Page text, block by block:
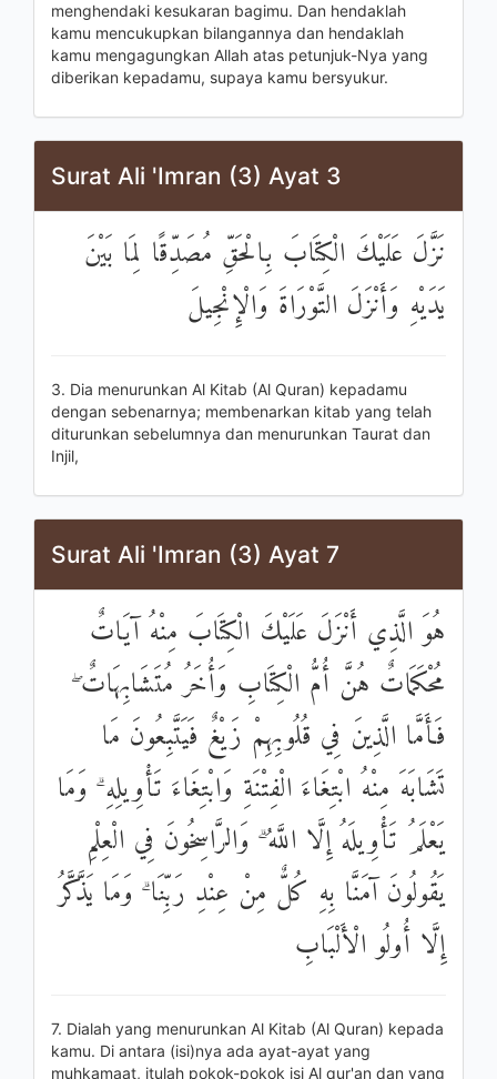
menghendaki kesukaran bagimu. Dan hendaklah
kamu mencukupkan bilangannya dan hendaklah
kamu mengagungkan Allah atas petunjuk-Nya yang
diberikan kepadamu, supaya kamu bersyukur.
Surat Ali 'Imran (3) Ayat 3
نَزَّلَ عَلَيْكَ الْكِتَابَ بِالْحَقِّ مُصَدِّقًا لِمَا بَيْنَ
يَدَيْهِ وَأَنْزَلَ التَّوْرَاةَ وَالْإِنْجِيلَ
3. Dia menurunkan Al Kitab (Al Quran) kepadamu
dengan sebenarnya; membenarkan kitab yang telah
diturunkan sebelumnya dan menurunkan Taurat dan
Injil,
Surat Ali 'Imran (3) Ayat 7
هُوَ الَّذِي أَنْزَلَ عَلَيْكَ الْكِتَابَ مِنْهُ آيَاتٌ
مُحْكَمَاتٌ هُنَّ أُمُّ الْكِتَابِ وَأُخَرُ مُتَشَابِهَاتٌ ۖ
فَأَمَّا الَّذِينَ فِي قُلُوبِهِمْ زَيْغٌ فَيَتَّبِعُونَ مَا
تَشَابَهَ مِنْهُ ابْتِغَاءَ الْفِتْنَةِ وَابْتِغَاءَ تَأْوِيلِهِ ۗ وَمَا
يَعْلَمُ تَأْوِيلَهُ إِلَّا اللَّهُ ۗ وَالرَّاسِخُونَ فِي الْعِلْمِ
يَقُولُونَ آمَنَّا بِهِ كُلٌّ مِنْ عِنْدِ رَبِّنَا ۗ وَمَا يَذَّكَّرُ
إِلَّا أُولُو الْأَلْبَابِ
7. Dialah yang menurunkan Al Kitab (Al Quran) kepada
kamu. Di antara (isi)nya ada ayat-ayat yang
muhkamaat, itulah pokok-pokok isi Al qur'an dan yang